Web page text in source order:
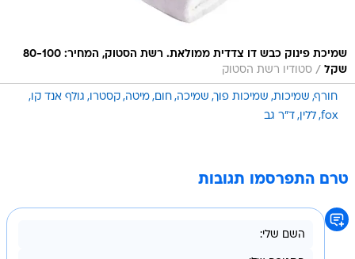
שמיכת פינוק כבש דו צדדית ממולאת. רשת הסטוק, המחיר: 80-100
שקל / סטודיו רשת הסטוק
חורף שמיכות שמיכות פוך שמיכה חום מיטה קסטרו גולף אנד קו
fox ללין ד"ר גב
טרם התפרסמו תגובות